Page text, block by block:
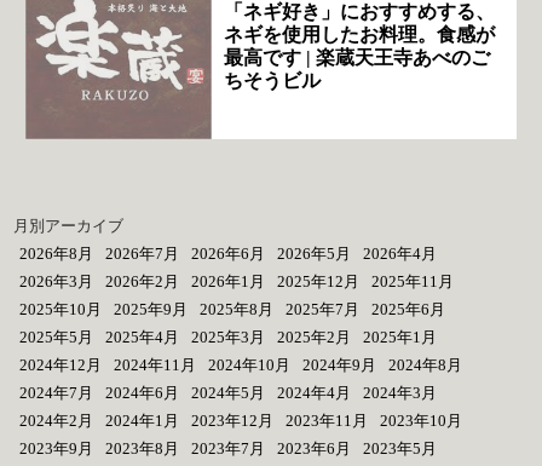
「ネギ好き」におすすめする、
ネギを使用したお料理。食感が
最高です | 楽蔵天王寺あべのご
ちそうビル
月別アーカイブ
2026年8月
2026年7月 2026年6月 2026年5月
2026年4月
2026年3月
2026年2月 2026年1月 2025年12月
2025年11月
2025年10月
2025年9月 2025年8月 2025年7月
2025年6月
2025年5月
2025年4月 2025年3月 2025年2月
2025年1月
2024年12月
2024年11月 2024年10月 2024年9月
2024年8月
2024年7月
2024年6月 2024年5月 2024年4月
2024年3月
2024年2月
2024年1月 2023年12月 2023年11月
2023年10月
2023年9月
2023年8月 2023年7月 2023年6月
2023年5月